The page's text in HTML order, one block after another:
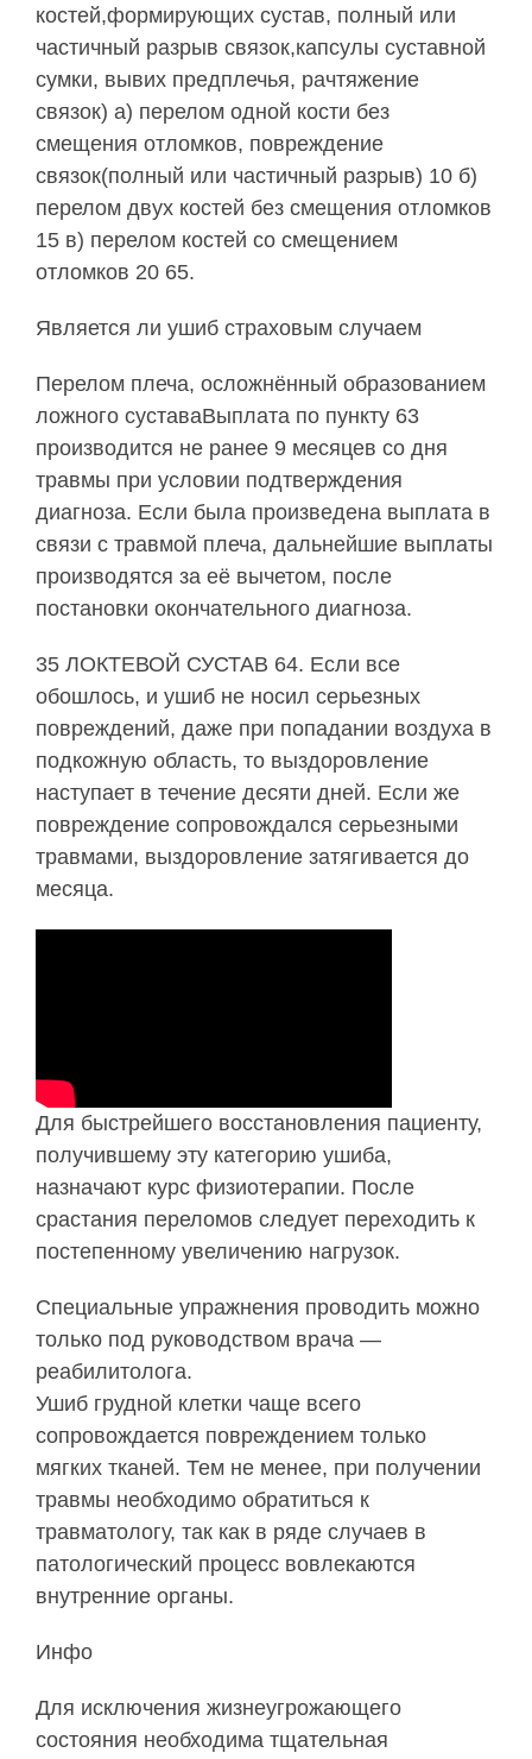
костей,формирующих сустав, полный или
частичный разрыв связок,капсулы суставной
сумки, вывих предплечья, рачтяжение
связок) а) перелом одной кости без
смещения отломков, повреждение
связок(полный или частичный разрыв) 10 б)
перелом двух костей без смещения отломков
15 в) перелом костей со смещением
отломков 20 65.
Является ли ушиб страховым случаем
Перелом плеча, осложнённый образованием
ложного суставаВыплата по пункту 63
производится не ранее 9 месяцев со дня
травмы при условии подтверждения
диагноза. Если была произведена выплата в
связи с травмой плеча, дальнейшие выплаты
производятся за её вычетом, после
постановки окончательного диагноза.
35 ЛОКТЕВОЙ СУСТАВ 64. Если все
обошлось, и ушиб не носил серьезных
повреждений, даже при попадании воздуха в
подкожную область, то выздоровление
наступает в течение десяти дней. Если же
повреждение сопровождался серьезными
травмами, выздоровление затягивается до
месяца.
Для быстрейшего восстановления пациенту,
получившему эту категорию ушиба,
назначают курс физиотерапии. После
срастания переломов следует переходить к
постепенному увеличению нагрузок.
Специальные упражнения проводить можно
только под руководством врача —
реабилитолога.
Ушиб грудной клетки чаще всего
сопровождается повреждением только
мягких тканей. Тем не менее, при получении
травмы необходимо обратиться к
травматологу, так как в ряде случаев в
патологический процесс вовлекаются
внутренние органы.
Инфо
Для исключения жизнеугрожающего
состояния необходима тщательная